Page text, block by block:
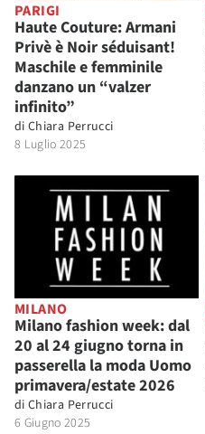
PARIGI
Haute Couture: Armani
Privè è Noir séduisant!
Maschile e femminile
danzano un “valzer
infinito”
di Chiara Perrucci
8 Luglio 2025
MILANO
Milano fashion week: dal
20 al 24 giugno torna in
passerella la moda Uomo
primavera/estate 2026
di Chiara Perrucci
6 Giugno 2025